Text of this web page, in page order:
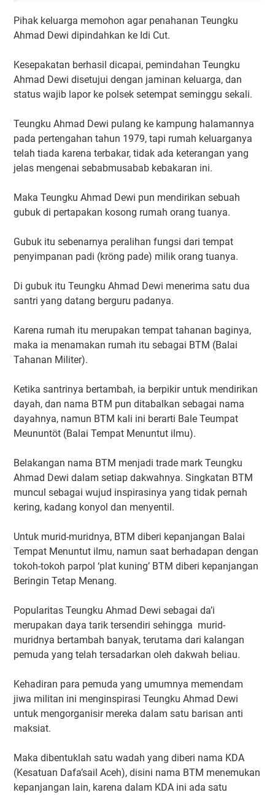
Pihak keluarga memohon agar penahanan Teungku
Ahmad Dewi dipindahkan ke Idi Cut.
Kesepakatan berhasil dicapai, pemindahan Teungku
Ahmad Dewi disetujui dengan jaminan keluarga, dan
status wajib lapor ke polsek setempat seminggu sekali.
Teungku Ahmad Dewi pulang ke kampung halamannya
pada pertengahan tahun 1979, tapi rumah keluarganya
telah tiada karena terbakar, tidak ada keterangan yang
jelas mengenai sebabmusabab kebakaran ini.
Maka Teungku Ahmad Dewi pun mendirikan sebuah
gubuk di pertapakan kosong rumah orang tuanya.
Gubuk itu sebenarnya peralihan fungsi dari tempat
penyimpanan padi (kröng pade) milik orang tuanya.
Di gubuk itu Teungku Ahmad Dewi menerima satu dua
santri yang datang berguru padanya.
Karena rumah itu merupakan tempat tahanan baginya,
maka ia menamakan rumah itu sebagai BTM (Balai
Tahanan Militer).
Ketika santrinya bertambah, ia berpikir untuk mendirikan
dayah, dan nama BTM pun ditabalkan sebagai nama
dayahnya, namun BTM kali ini berarti Bale Teumpat
Meununtöt (Balai Tempat Menuntut ilmu).
Belakangan nama BTM menjadi trade mark Teungku
Ahmad Dewi dalam setiap dakwahnya. Singkatan BTM
muncul sebagai wujud inspirasinya yang tidak pernah
kering, kadang konyol dan menyentil.
Untuk murid-muridnya, BTM diberi kepanjangan Balai
Tempat Menuntut ilmu, namun saat berhadapan dengan
tokoh-tokoh parpol ‘plat kuning’ BTM diberi kepanjangan
Beringin Tetap Menang.
Popularitas Teungku Ahmad Dewi sebagai da’i
merupakan daya tarik tersendiri sehingga murid-
muridnya bertambah banyak, terutama dari kalangan
pemuda yang telah tersadarkan oleh dakwah beliau.
Kehadiran para pemuda yang umumnya memendam
jiwa militan ini menginspirasi Teungku Ahmad Dewi
untuk mengorganisir mereka dalam satu barisan anti
maksiat.
Maka dibentuklah satu wadah yang diberi nama KDA
(Kesatuan Dafa’sail Aceh), disini nama BTM menemukan
kepanjangan lain, karena dalam KDA ini ada satu